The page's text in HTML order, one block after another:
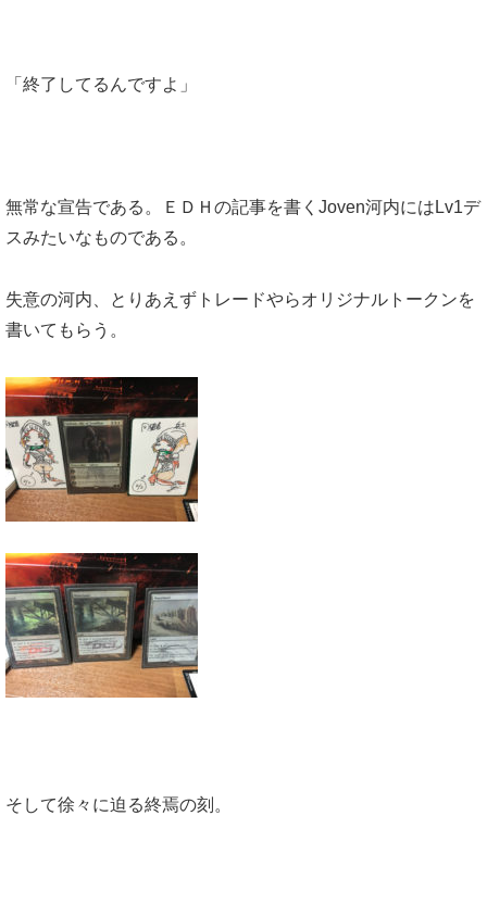
「終了してるんですよ」
無常な宣告である。ＥＤＨの記事を書くJoven河内にはLv1デ
スみたいなものである。
失意の河内、とりあえずトレードやらオリジナルトークンを
書いてもらう。
そして徐々に迫る終焉の刻。